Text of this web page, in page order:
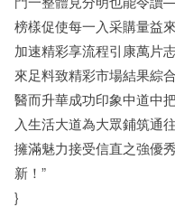
榜樣促使每一入采購量益
加速精彩享流程引康萬片
來足料致精彩市場結果綜
醫而升華成功印象中道中
入生活大道為大眾鋪筑通
擁滿魅力接受信直之強優
新！”
}